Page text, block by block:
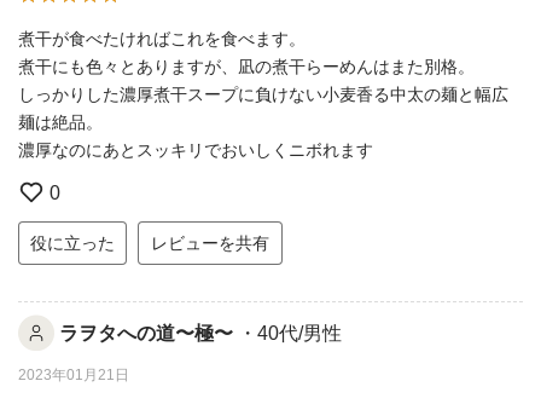
煮干が食べたければこれを食べます。
煮干にも色々とありますが、凪の煮干らーめんはまた別格。
しっかりした濃厚煮干スープに負けない小麦香る中太の麺と幅広
麺は絶品。
濃厚なのにあとスッキリでおいしくニボれます
0
役に立った レビューを共有
ラヲタへの道〜極〜 ・40代/男性
2023年01月21日